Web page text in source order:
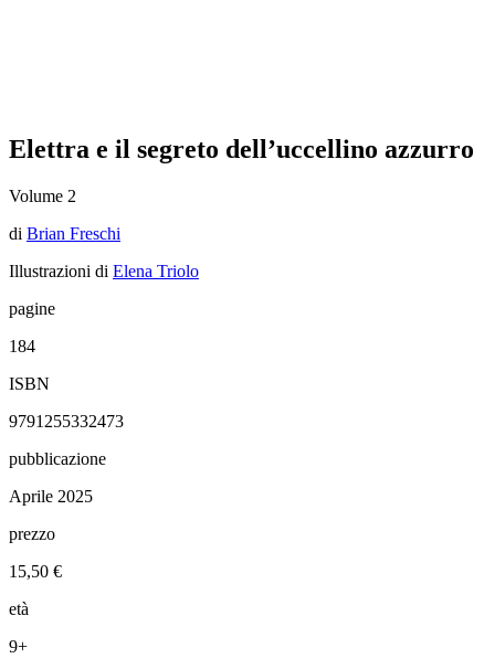
Elettra e il segreto dell’uccellino azzurro
Volume 2
di Brian Freschi
Illustrazioni di Elena Triolo
pagine
184
ISBN
9791255332473
pubblicazione
Aprile 2025
prezzo
15,50 €
età
9+